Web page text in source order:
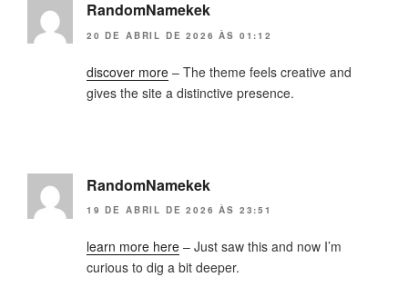
RandomNamekek
20 DE ABRIL DE 2026 ÀS 01:12
discover more – The theme feels creative and
gives the site a distinctive presence.
RandomNamekek
19 DE ABRIL DE 2026 ÀS 23:51
learn more here – Just saw this and now I’m
curious to dig a bit deeper.